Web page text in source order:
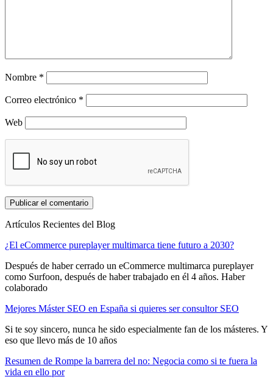
Nombre *
Correo electrónico *
Web
Artículos Recientes del Blog
¿El eCommerce pureplayer multimarca tiene futuro a 2030?
Después de haber cerrado un eCommerce multimarca pureplayer
como Surfoon, después de haber trabajado en él 4 años. Haber
colaborado
Mejores Máster SEO en España si quieres ser consultor SEO
Si te soy sincero, nunca he sido especialmente fan de los másteres. Y
eso que llevo más de 10 años
Resumen de Rompe la barrera del no: Negocia como si te fuera la
vida en ello por